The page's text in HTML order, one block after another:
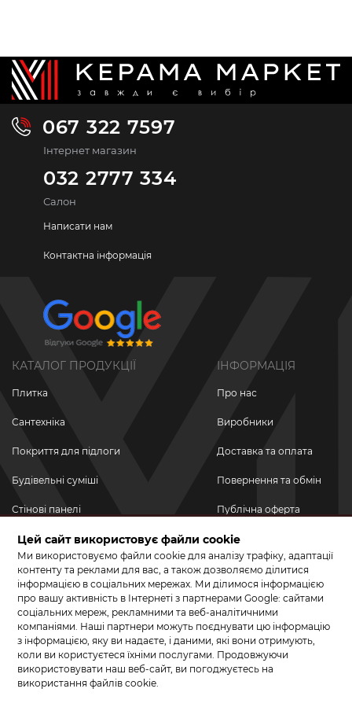
067 322 7597
Інтернет магазин
032 2777 334
Салон
Написати нам
Контактна інформація
КАТАЛОГ ПРОДУКЦІЇ
Плитка
Сантехніка
Покриття для підлоги
Будівельні суміші
Стінові панелі
Новинки
Акційні товари
Акції/Знижки
ІНФОРМАЦІЯ
Про нас
Виробники
Доставка та оплата
Повернення та обмін
Публічна оферта
Політика
конфіденційності
ПРИЄДНУЙТЕСЬ ДО НАС У СОЦМЕРЕЖАХ
Цей сайт використовує файли cookie
Ми використовуємо файли cookie для аналізу трафіку, адаптації
контенту та реклами для вас, а також дозволяємо ділитися
інформацією в соціальних мережах. Ми ділимося інформацією
про вашу активність в Інтернеті з партнерами Google: сайтами
соціальних мереж, рекламними та веб-аналітичними
компаніями. Наші партнери можуть поєднувати цю інформацію
з інформацією, яку ви надаєте, і даними, які вони отримують,
коли ви користуєтеся їхніми послугами. Продовжуючи
використовувати наш веб-сайт, ви погоджуєтесь на
використання файлів cookie.